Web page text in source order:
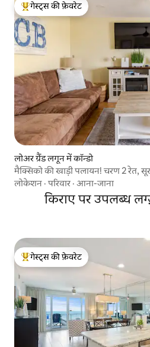
गेस्ट्स का टॉप फ़ेवरेट
गेस्ट्स की फ़ेवरेट
लोअर ग्रैंड लगून में कॉन्डो
मैक्सिको की खाड़ी पलायन! चरण 2 रेत,
लोकेशन ·परिवार · आना-जाना
किराए पर उपलब्ध
गेस्ट्स का टॉप फ़ेवरेट
गेस्ट्स की फ़ेवरेट